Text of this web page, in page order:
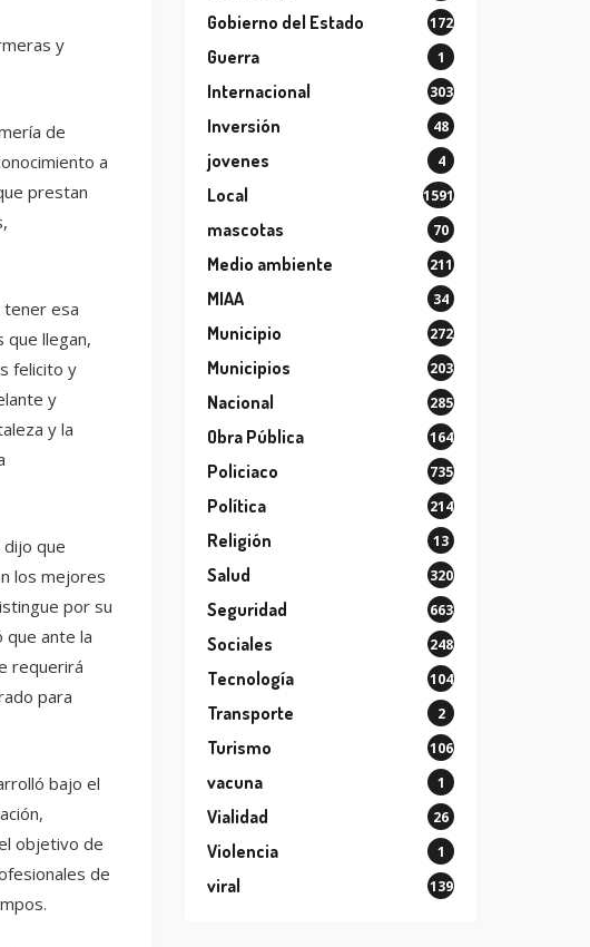
y
de
a
prestan
tener esa
que llegan,
felicito y
y
y la
dijo que
los mejores
por su
que ante la
requerirá
para
bajo el
objetivo de
de
Gobierno del Estado 172
Guerra 1
Internacional 303
Inversión 48
jovenes 4
Local 1591
mascotas 70
Medio ambiente 211
MIAA 34
Municipio 272
Municipios 203
Nacional 285
Obra Pública 164
Policiaco 735
Política 214
Religión 13
Salud 320
Seguridad 663
Sociales 248
Tecnología 104
Transporte 2
Turismo 106
vacuna 1
Vialidad 26
Violencia 1
viral 139